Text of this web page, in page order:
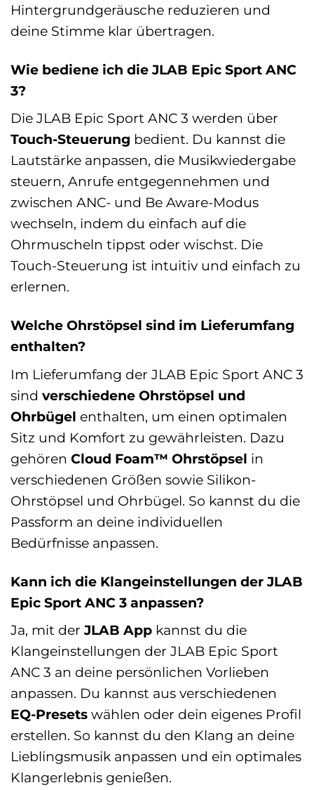
Hintergrundgeräusche reduzieren und
deine Stimme klar übertragen.
Wie bediene ich die JLAB Epic Sport ANC
3?
Die JLAB Epic Sport ANC 3 werden über
Touch-Steuerung bedient. Du kannst die
Lautstärke anpassen, die Musikwiedergabe
steuern, Anrufe entgegennehmen und
zwischen ANC- und Be Aware-Modus
wechseln, indem du einfach auf die
Ohrmuscheln tippst oder wischst. Die
Touch-Steuerung ist intuitiv und einfach zu
erlernen.
Welche Ohrstöpsel sind im Lieferumfang
enthalten?
Im Lieferumfang der JLAB Epic Sport ANC 3
sind verschiedene Ohrstöpsel und
Ohrbügel enthalten, um einen optimalen
Sitz und Komfort zu gewährleisten. Dazu
gehören Cloud Foam™ Ohrstöpsel in
verschiedenen Größen sowie Silikon-
Ohrstöpsel und Ohrbügel. So kannst du die
Passform an deine individuellen
Bedürfnisse anpassen.
Kann ich die Klangeinstellungen der JLAB
Epic Sport ANC 3 anpassen?
Ja, mit derJLAB App kannst du die
Klangeinstellungen der JLAB Epic Sport
ANC 3 an deine persönlichen Vorlieben
anpassen. Du kannst aus verschiedenen
EQ-Presets wählen oder dein eigenes Profil
erstellen. So kannst du den Klang an deine
Lieblingsmusik anpassen und ein optimales
Klangerlebnis genießen.